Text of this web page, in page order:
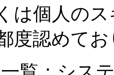
は個人の
度認めて